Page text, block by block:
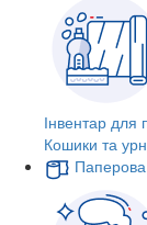
Інвентар для
Кошики та
Паперова